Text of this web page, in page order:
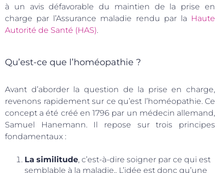
à un avis défavorable du maintien de la prise en
charge par l’Assurance maladie rendu par la Haute
Autorité de Santé (HAS).
Qu’est-ce que l’homéopathie ?
Avant d’aborder la question de la prise en charge,
revenons rapidement sur ce qu’est l’homéopathie. Ce
concept a été créé en 1796 par un médecin allemand,
Samuel Hanemann. Il repose sur trois principes
fondamentaux :
La similitude, c’est-à-dire soigner par ce qui est
semblable à la maladie,. L’idée est donc qu’une